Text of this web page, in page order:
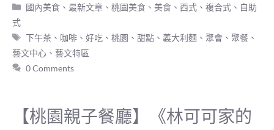
分
國內美食 、最新文章 、桃園美食 、美食 、西式、複合式、自助
式
標
籤
下午茶 、 咖啡 、好吃 、桃園 、甜點 、義大利麵 、聚會 、聚餐 、
藝文中心 、 藝文特區
0 Comments
【桃園親子餐廳】《林可可家的